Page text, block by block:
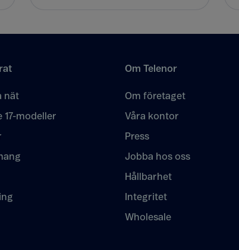
nät
17-modeller
Om Telenor
Om företaget
Våra kontor
Press
Jobba hos oss
Hållbarhet
Integritet
Wholesale